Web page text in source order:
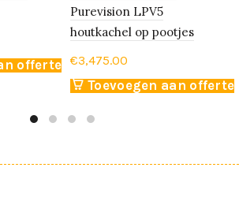
offerte
Purevision LPV5
houtkachel op pootjes
€3,475.00
Toevoegen aan offerte